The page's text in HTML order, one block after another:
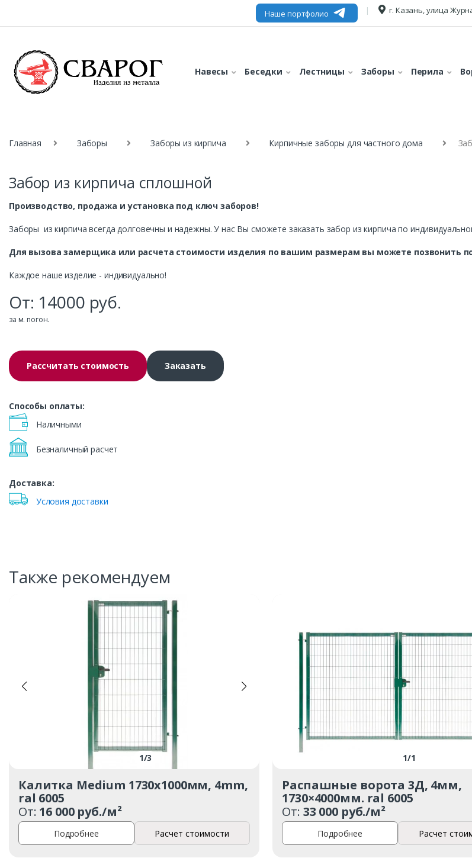
Наше портфолио г. Казань, улица
Навесы Беседки Лестницы Заборы Перила
Главная Заборы Заборы из кирпича Кирпичные заборы для частного дома
Забор из кирпича сплошной
Производство, продажа и установка под ключ заборов!
Заборы из кирпича всегда долговечны и надежны. У нас Вы сможете заказать забор из кирпича по
Для вызова замерщика или расчета стоимости изделия по вашим размерам вы можете позвонить
Каждое наше изделие - индивидуально!
От: 14000 руб.
за м. погон.
Рассчитать стоимость Заказать
Способы оплаты:
Наличными
Безналичный расчет
Доставка:
Условия доставки
Также рекомендуем
1/3
Калитка Medium 1730х1000мм, 4mm,
ral 6005
От: 16 000 руб./м²
Подробнее Расчет стоимости
1/1
Распашные ворота 3Д, 4мм,
1730×4000мм. ral 6005
От: 33 000 руб./м²
Подробнее Расчет